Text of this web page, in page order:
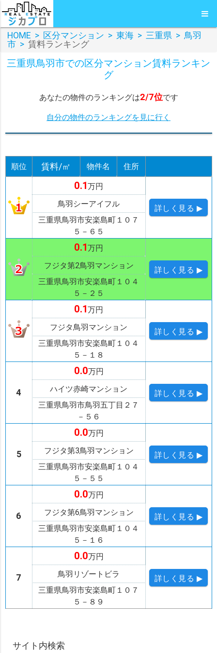
HOME > 区分マンション > 東海 > 三重県 > 鳥羽
市 > 賃料ランキング
三重県鳥羽市での区分マンション賃料ランキン
グ
あなたの物件のランキングは2/7位です
自分の物件のランキングを見に行く
順位 賃料/㎡ 物件名 住所
0.1万円
詳しく 見る ▶
鳥羽シーアイフル
三重県鳥羽市安楽島町１０７
５－６５
0.1万円
詳しく 見る ▶
フジタ第2鳥羽マンション
三重県鳥羽市安楽島町１０４
５－２５
0.1万円
詳しく 見る ▶
フジタ鳥羽マンション
三重県鳥羽市安楽島町１０４
５－１８
4
0.0万円
詳しく 見る ▶
ハイツ赤崎マンション
三重県鳥羽市鳥羽五丁目２７
－５６
5
0.0万円
詳しく 見る ▶
フジタ第3鳥羽マンション
三重県鳥羽市安楽島町１０４
５－５５
6
0.0万円
詳しく 見る ▶
フジタ第6鳥羽マンション
三重県鳥羽市安楽島町１０４
５－１６
7
0.0万円
詳しく 見る ▶
鳥羽リゾートビラ
三重県鳥羽市安楽島町１０７
５－８９
サイト内検索